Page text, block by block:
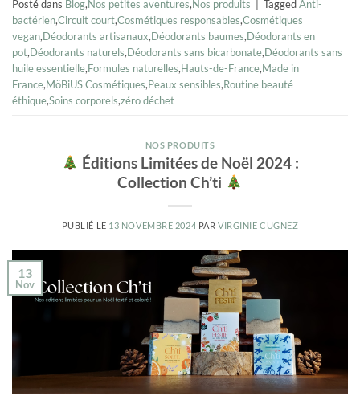
Posté dans Blog,Nos petites aventures,Nos produits TaggedAnti-
bactérien,Circuit court,Cosmétiques responsables,Cosmétiques
vegan,Déodorants artisanaux,Déodorants baumes,Déodorants en
pot,Déodorants naturels,Déodorants sans bicarbonate,Déodorants sans
huile essentielle,Formules naturelles,Hauts-de-France,Made in
France,MöBiUS Cosmétiques,Peaux sensibles,Routine beauté
éthique,Soins corporels,zéro déchet
NOS PRODUITS
Éditions Limitées de Noël 2024 :
Collection Ch’ti
PUBLIÉ LE 13 NOVEMBRE 2024 PAR VIRGINIE CUGNEZ
13
Nov